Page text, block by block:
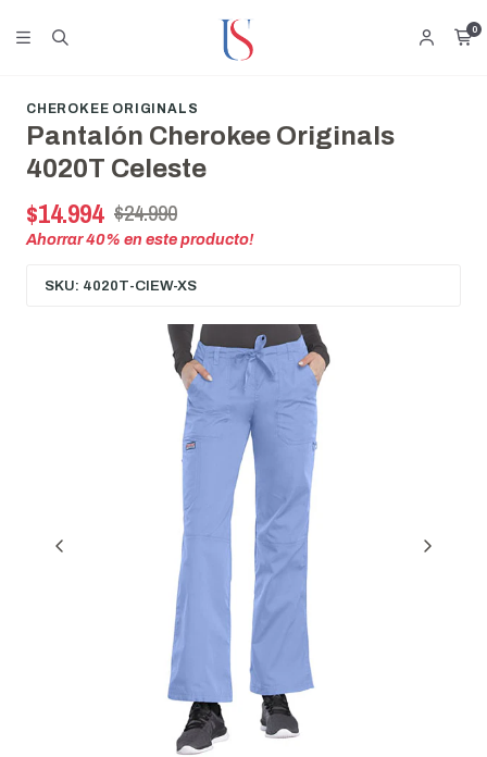
0
CHEROKEE ORIGINALS
Pantalón Cherokee Originals
4020T Celeste
$14.994 $24.990
Ahorrar40% en este producto!
SKU: 4020T-CIEW-XS